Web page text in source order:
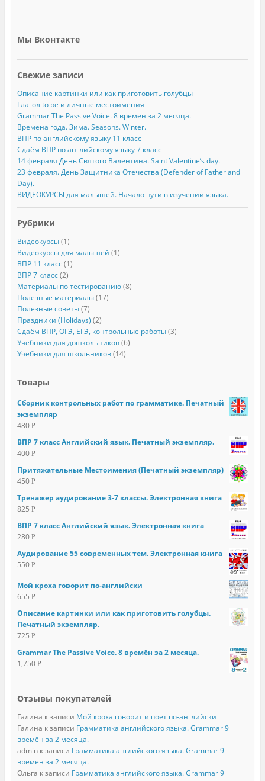
Мы Вконтакте
Свежие записи
Описание картинки или как приготовить голубцы
Глагол to be и личные местоимения
Grammar The Passive Voice. 8 времён за 2 месяца.
Времена года. Зима. Seasons. Winter.
ВПР по английскому языку 11 класс
Сдаём ВПР по английскому языку 7 класс
14 февраля День Святого Валентина. Saint Valentine’s day.
23 февраля. День Защитника Отечества (Defender of Fatherland
Day).
ВИДЕОКУРСЫ для малышей. Начало пути в изучении языка.
Рубрики
Видеокурсы(1)
Видеокурсы для малышей (1)
ВПР 11 класс(1)
ВПР 7 класс(2)
Материалы по тестированию(8)
Полезные материалы(17)
Полезные советы(7)
Праздники (Holidays) (2)
Сдаём ВПР, ОГЭ, ЕГЭ, контрольные работы(3)
Учебники для дошкольников(6)
Учебники для школьников(14)
Товары
Сборник контрольных работ по грамматике. Печатный
экземпляр
480 Р
ВПР 7 класс Английский язык. Печатный экземпляр.
400 Р
Притяжательные Местоимения (Печатный экземпляр)
450 Р
Тренажер аудирование 3-7 классы. Электронная книга
825 Р
ВПР 7 класс Английский язык. Электронная книга
280 Р
Аудирование 55 современных тем. Электронная книга
550 Р
Мой кроха говорит по-английски
655 Р
Описание картинки или как приготовить голубцы.
Печатный экземпляр.
725 Р
Grammar The Passive Voice. 8 времён за 2 месяца.
1,750 Р
Отзывы покупателей
Галина к записи Мой кроха говорит и поёт по-английски
Галина к записи Грамматика английского языка. Grammar 9
времён за 2 месяца.
adminк записи Грамматика английского языка. Grammar 9
времён за 2 месяца.
Ольга к записи Грамматика английского языка. Grammar 9